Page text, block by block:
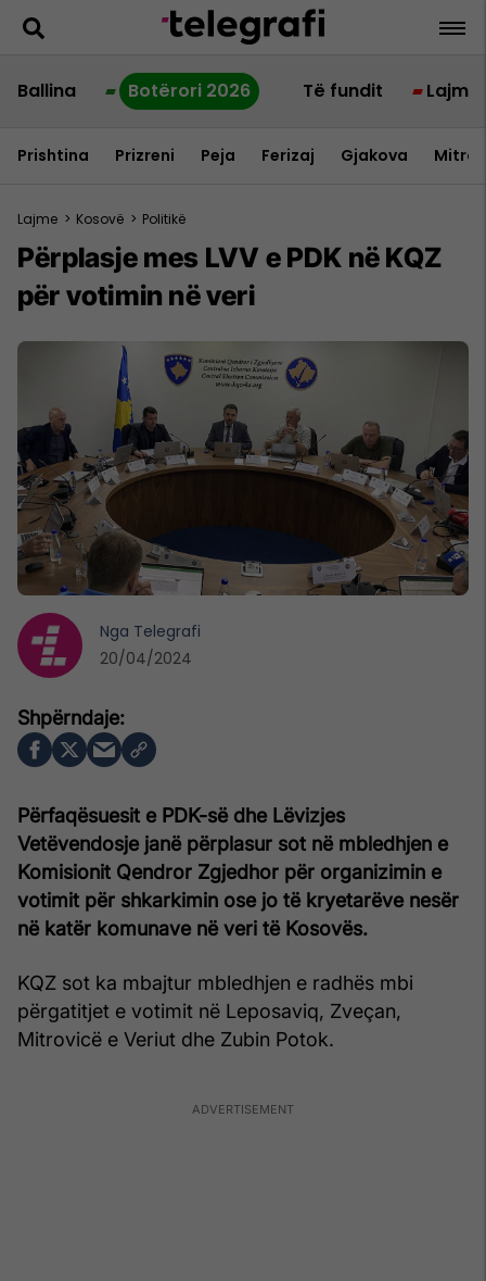
Ballina Botërori 2026 Të fundit Lajme
Prishtina Prizreni Peja Ferizaj Gjakova
Lajme > Kosovë > Politikë
Përplasje mes LVV e PDK në KQZ
për votimin në veri
Përfaqësuesit e PDK-së dhe Lëvizjes
Vetëvendosje janë përplasur sot në mbledhjen e
Komisionit Qendror Zgjedhor për organizimin e
votimit për shkarkimin ose jo të kryetarëve nesër
në katër komunave në veri të Kosovës.
KQZ sot ka mbajtur mbledhjen e radhës mbi
përgatitjet e votimit në Leposaviq, Zveçan,
Mitrovicë e Veriut dhe Zubin Potok.
Nga Telegrafi
20/04/2024